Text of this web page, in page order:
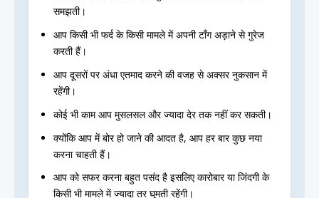
समझती।
आप किसी भी फर्द के किसी मामले में अपनी टाँग अड़ाने से गुरेज
करती हैं।
आप दूसरों पर अंधा एतमाद करने की वजह से अक्सर नुकसान में
रहेंगी।
कोई भी काम आप मुसलसल और ज्यादा देर तक नहीं कर सकती।
क्योंकि आप में बोर हो जाने की आदत है, आप हर बार कुछ नया
करना चाहती हैं।
आप को सफर करना बहुत पसंद है इसलिए कारोबार या जिंदगी के
किसी भी मामले में ज्यादा तर घूमती रहेंगी।